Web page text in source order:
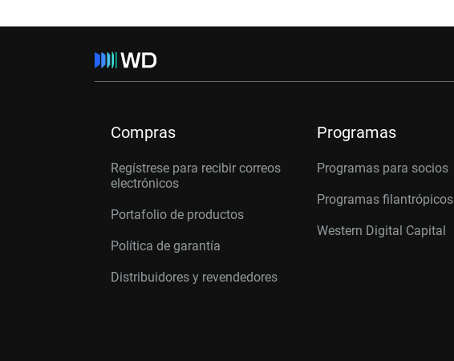
Compras
Regístrese para recibir correos
electrónicos
Portafolio de productos
Política de garantía
Distribuidores y revendedores
Programas
Programas para socios
Programas filantrópicos
Western Digital Capital